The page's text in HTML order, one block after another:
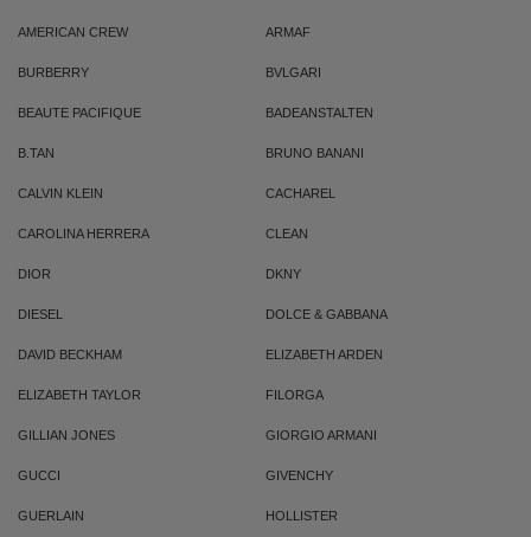
AMERICAN CREW ARMAF
BURBERRY BVLGARI
BEAUTE PACIFIQUE BADEANSTALTEN
B.TAN BRUNO BANANI
CALVIN KLEIN CACHAREL
CAROLINA HERRERA CLEAN
DIOR DKNY
DIESEL DOLCE & GABBANA
DAVID BECKHAM ELIZABETH ARDEN
ELIZABETH TAYLOR FILORGA
GILLIAN JONES GIORGIO ARMANI
GUCCI GIVENCHY
GUERLAIN HOLLISTER